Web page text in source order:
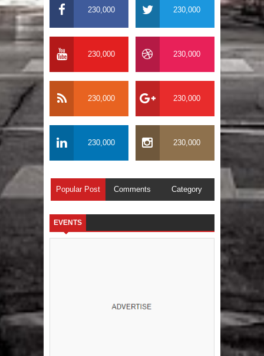
230,000 230,000
230,000 230,000
230,000 230,000
230,000 230,000
Popular Post Comments Category
EVENTS